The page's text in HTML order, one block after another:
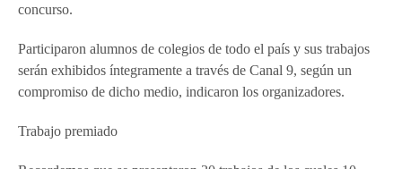
concurso.
Participaron alumnos de colegios de todo el país y sus trabajos
serán exhibidos íntegramente a través de Canal 9, según un
compromiso de dicho medio, indicaron los organizadores.
Trabajo premiado